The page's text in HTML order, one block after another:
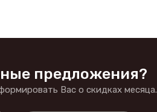
предложения?
Вас о скидках месяца.